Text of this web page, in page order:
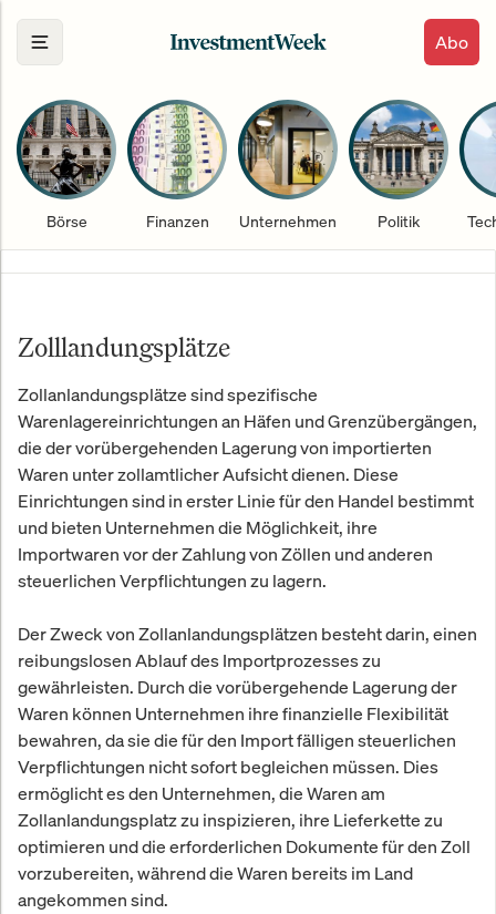
Abo
Börse Finanzen Unternehmen Politik
Zolllandungsplätze
Zollanlandungsplätze sind spezifische
Warenlagereinrichtungen an Häfen und Grenzübergängen,
die der vorübergehenden Lagerung von importierten
Waren unter zollamtlicher Aufsicht dienen. Diese
Einrichtungen sind in erster Linie für den Handel bestimmt
und bieten Unternehmen die Möglichkeit, ihre
Importwaren vor der Zahlung von Zöllen und anderen
steuerlichen Verpflichtungen zu lagern.
Der Zweck von Zollanlandungsplätzen besteht darin, einen
reibungslosen Ablauf des Importprozesses zu
gewährleisten. Durch die vorübergehende Lagerung der
Waren können Unternehmen ihre finanzielle Flexibilität
bewahren, da sie die für den Import fälligen steuerlichen
Verpflichtungen nicht sofort begleichen müssen. Dies
ermöglicht es den Unternehmen, die Waren am
Zollanlandungsplatz zu inspizieren, ihre Lieferkette zu
optimieren und die erforderlichen Dokumente für den Zoll
vorzubereiten, während die Waren bereits im Land
angekommen sind.